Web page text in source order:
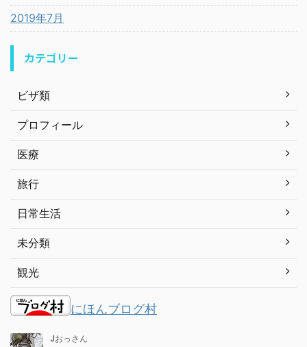
2019年7月
カテゴリー
ビザ類
プロフィール
医療
旅行
日常生活
未分類
観光
にほんブログ村